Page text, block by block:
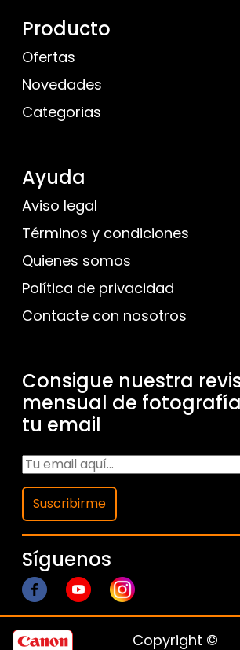
Producto
Ofertas
Novedades
Categorias
Ayuda
Aviso legal
Términos y condiciones
Quienes somos
Política de privacidad
Contacte con nosotros
Consigue nuestra
mensual de
tu email
Suscribirme
Síguenos
Copyright ©